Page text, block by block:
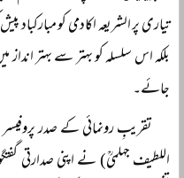
تیاری پر الشریعہ اکادمی کو مبارکباد
بلکہ اس سلسلہ کو بہتر سے بہتر
جائے۔
تقریبِ رونمائی کے صدر پروفیسر
اللطیف جہلمیؒ) نے اپنی صدارتی